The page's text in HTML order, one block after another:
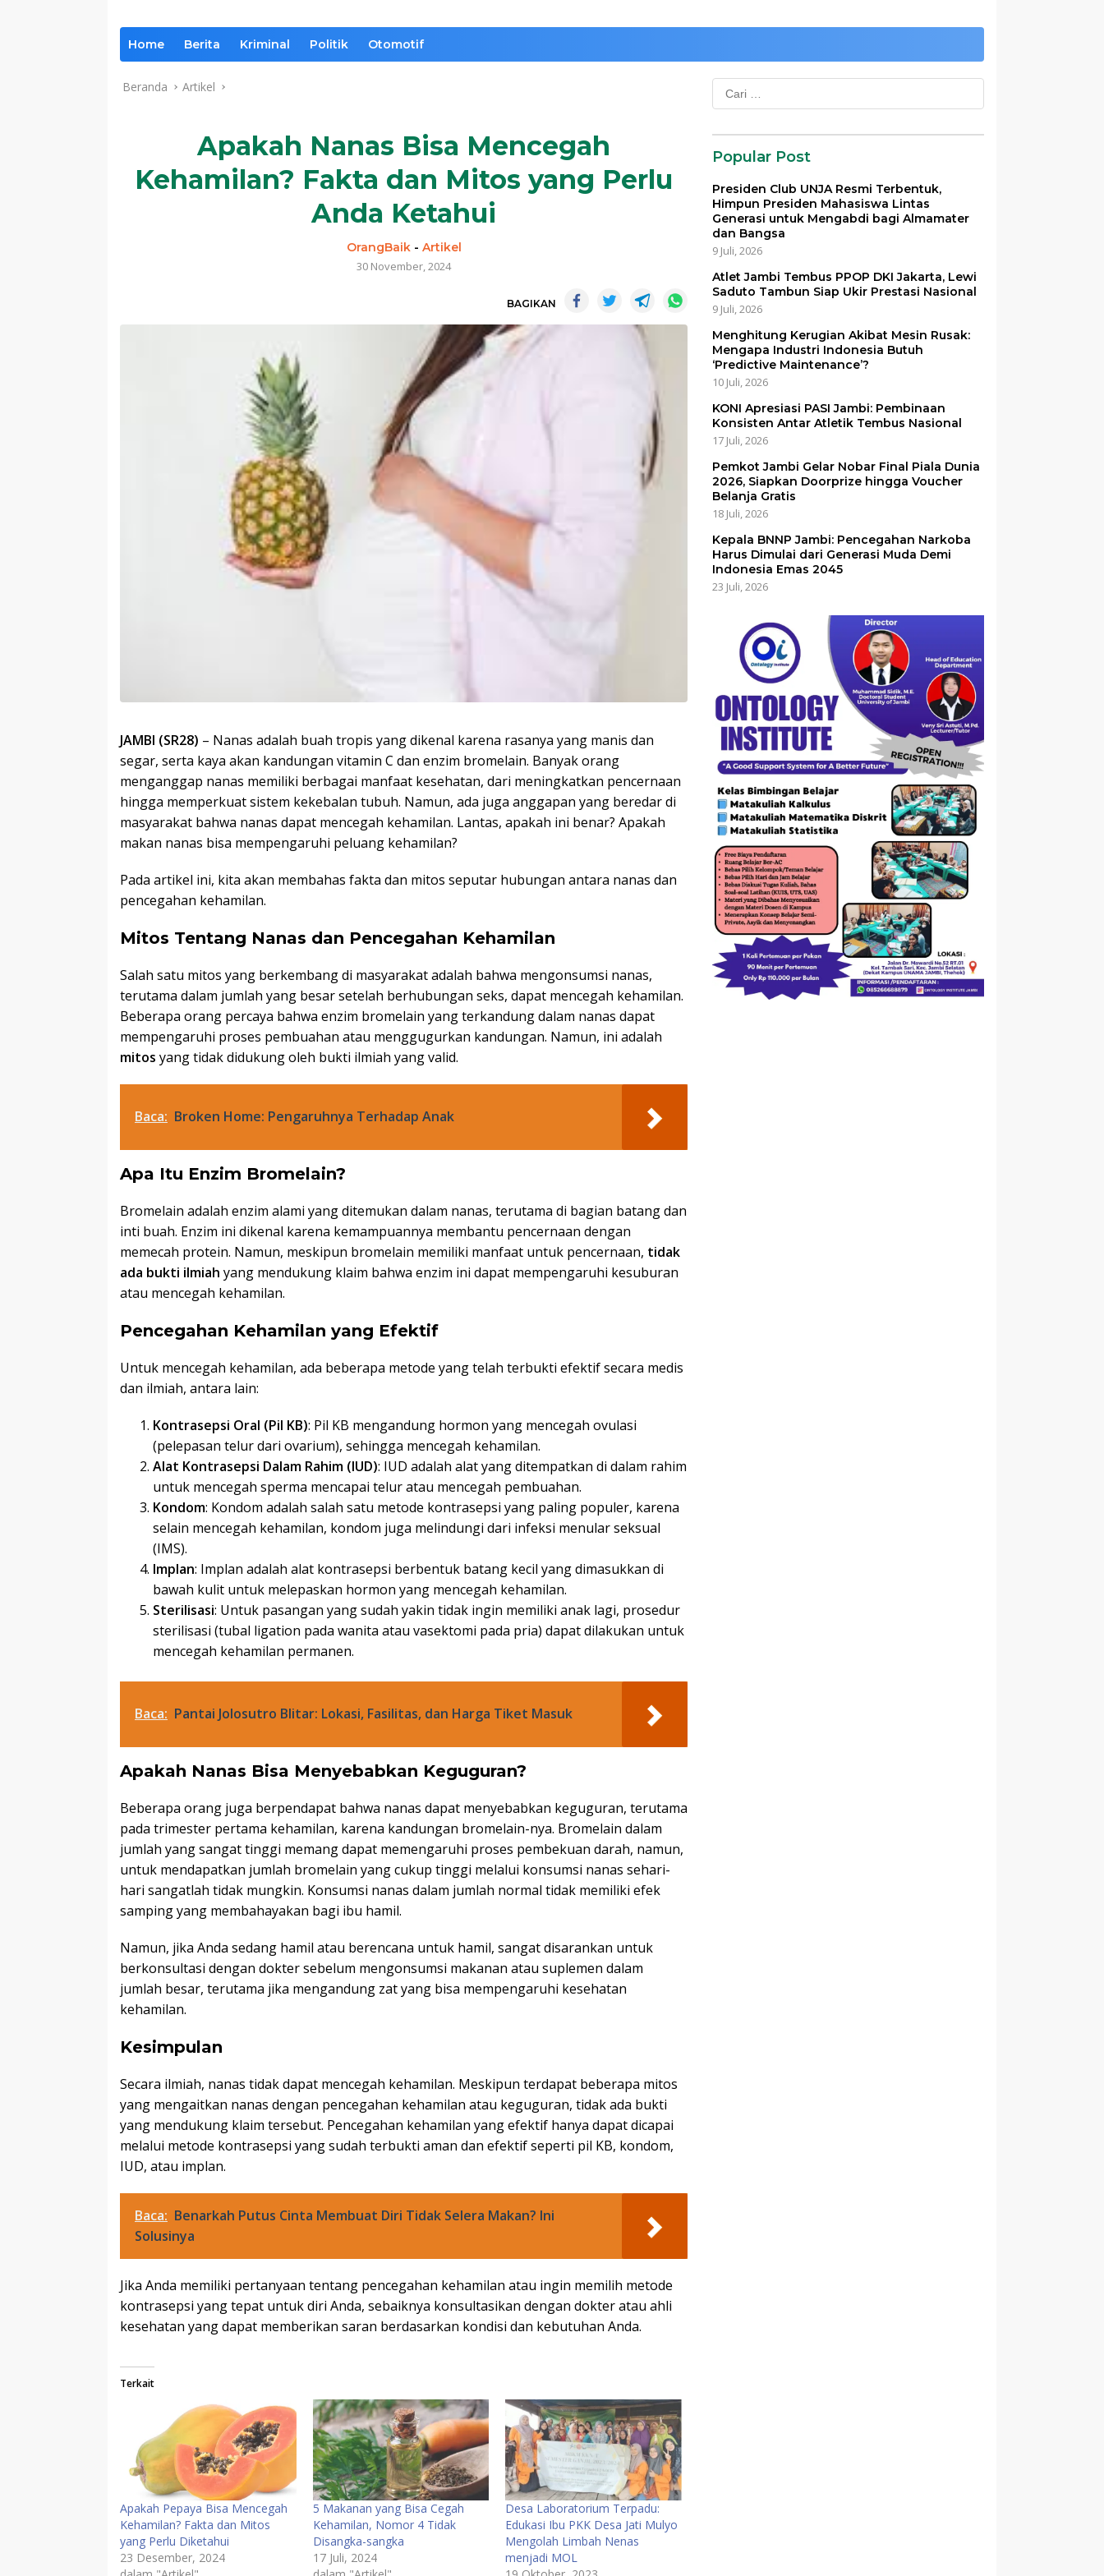
Home Berita Kriminal Politik Otomotif
Beranda Artikel
Apakah Nanas Bisa Mencegah
Kehamilan? Fakta dan Mitos yang Perlu
Anda Ketahui
OrangBaik- Artikel
30 November, 2024
BAGIKAN
JAMBI (SR28) – Nanas adalah buah tropis yang dikenal karena rasanya yang manis dan
segar, serta kaya akan kandungan vitamin C dan enzim bromelain. Banyak orang
menganggap nanas memiliki berbagai manfaat kesehatan, dari meningkatkan pencernaan
hingga memperkuat sistem kekebalan tubuh. Namun, ada juga anggapan yang beredar di
masyarakat bahwa nanas dapat mencegah kehamilan. Lantas, apakah ini benar? Apakah
makan nanas bisa mempengaruhi peluang kehamilan?
Pada artikel ini, kita akan membahas fakta dan mitos seputar hubungan antara nanas dan
pencegahan kehamilan.
Mitos Tentang Nanas dan Pencegahan Kehamilan
Salah satu mitos yang berkembang di masyarakat adalah bahwa mengonsumsi nanas,
terutama dalam jumlah yang besar setelah berhubungan seks, dapat mencegah kehamilan.
Beberapa orang percaya bahwa enzim bromelain yang terkandung dalam nanas dapat
mempengaruhi proses pembuahan atau menggugurkan kandungan. Namun, ini adalah
mitos yang tidak didukung oleh bukti ilmiah yang valid.
Baca: Broken Home: Pengaruhnya Terhadap Anak
Apa Itu Enzim Bromelain?
Bromelain adalah enzim alami yang ditemukan dalam nanas, terutama di bagian batang dan
inti buah. Enzim ini dikenal karena kemampuannya membantu pencernaan dengan
memecah protein. Namun, meskipun bromelain memiliki manfaat untuk pencernaan, tidak
ada bukti ilmiah yang mendukung klaim bahwa enzim ini dapat mempengaruhi kesuburan
atau mencegah kehamilan.
Pencegahan Kehamilan yang Efektif
Untuk mencegah kehamilan, ada beberapa metode yang telah terbukti efektif secara medis
dan ilmiah, antara lain:
Kontrasepsi Oral (Pil KB): Pil KB mengandung hormon yang mencegah ovulasi
(pelepasan telur dari ovarium), sehingga mencegah kehamilan.
Alat Kontrasepsi Dalam Rahim (IUD): IUD adalah alat yang ditempatkan di dalam rahim
untuk mencegah sperma mencapai telur atau mencegah pembuahan.
Kondom: Kondom adalah salah satu metode kontrasepsi yang paling populer, karena
selain mencegah kehamilan, kondom juga melindungi dari infeksi menular seksual
(IMS).
Implan: Implan adalah alat kontrasepsi berbentuk batang kecil yang dimasukkan di
bawah kulit untuk melepaskan hormon yang mencegah kehamilan.
Sterilisasi: Untuk pasangan yang sudah yakin tidak ingin memiliki anak lagi, prosedur
sterilisasi (tubal ligation pada wanita atau vasektomi pada pria) dapat dilakukan untuk
mencegah kehamilan permanen.
Baca: Pantai Jolosutro Blitar: Lokasi, Fasilitas, dan Harga Tiket Masuk
Apakah Nanas Bisa Menyebabkan Keguguran?
Beberapa orang juga berpendapat bahwa nanas dapat menyebabkan keguguran, terutama
pada trimester pertama kehamilan, karena kandungan bromelain-nya. Bromelain dalam
jumlah yang sangat tinggi memang dapat memengaruhi proses pembekuan darah, namun,
untuk mendapatkan jumlah bromelain yang cukup tinggi melalui konsumsi nanas sehari-
hari sangatlah tidak mungkin. Konsumsi nanas dalam jumlah normal tidak memiliki efek
samping yang membahayakan bagi ibu hamil.
Namun, jika Anda sedang hamil atau berencana untuk hamil, sangat disarankan untuk
berkonsultasi dengan dokter sebelum mengonsumsi makanan atau suplemen dalam
jumlah besar, terutama jika mengandung zat yang bisa mempengaruhi kesehatan
kehamilan.
Kesimpulan
Secara ilmiah, nanas tidak dapat mencegah kehamilan. Meskipun terdapat beberapa mitos
yang mengaitkan nanas dengan pencegahan kehamilan atau keguguran, tidak ada bukti
yang mendukung klaim tersebut. Pencegahan kehamilan yang efektif hanya dapat dicapai
melalui metode kontrasepsi yang sudah terbukti aman dan efektif seperti pil KB, kondom,
IUD, atau implan.
Baca: Benarkah Putus Cinta Membuat Diri Tidak Selera Makan? Ini
Solusinya
Jika Anda memiliki pertanyaan tentang pencegahan kehamilan atau ingin memilih metode
kontrasepsi yang tepat untuk diri Anda, sebaiknya konsultasikan dengan dokter atau ahli
kesehatan yang dapat memberikan saran berdasarkan kondisi dan kebutuhan Anda.
Terkait
Apakah Pepaya Bisa Mencegah
Kehamilan? Fakta dan Mitos
yang Perlu Diketahui
23 Desember, 2024
5 Makanan yang Bisa Cegah
Kehamilan, Nomor 4 Tidak
Disangka-sangka
17 Juli, 2024
Desa Laboratorium Terpadu:
Edukasi Ibu PKK Desa Jati Mulyo
Mengolah Limbah Nenas
menjadi MOL
Cari
untuk:
Popular Post
Presiden Club UNJA Resmi Terbentuk,
Himpun Presiden Mahasiswa Lintas
Generasi untuk Mengabdi bagi Almamater
dan Bangsa
9 Juli, 2026
Atlet Jambi Tembus PPOP DKI Jakarta, Lewi
Saduto Tambun Siap Ukir Prestasi Nasional
9 Juli, 2026
Menghitung Kerugian Akibat Mesin Rusak:
Mengapa Industri Indonesia Butuh
‘Predictive Maintenance’?
10 Juli, 2026
KONI Apresiasi PASI Jambi: Pembinaan
Konsisten Antar Atletik Tembus Nasional
17 Juli, 2026
Pemkot Jambi Gelar Nobar Final Piala Dunia
2026, Siapkan Doorprize hingga Voucher
Belanja Gratis
18 Juli, 2026
Kepala BNNP Jambi: Pencegahan Narkoba
Harus Dimulai dari Generasi Muda Demi
Indonesia Emas 2045
23 Juli, 2026